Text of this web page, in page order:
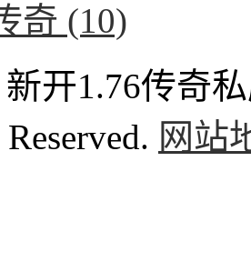
奇 (10)
开1.76传奇
网站